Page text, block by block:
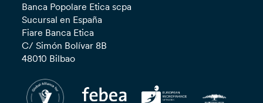
Banca Popolare Etica scpa
Sucursal en España
Fiare Banca Etica
C/ Simón Bolívar 8B
48010 Bilbao